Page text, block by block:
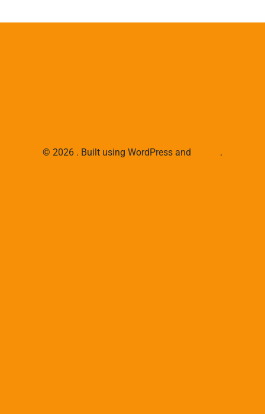
© 2026 . Built using WordPress and .